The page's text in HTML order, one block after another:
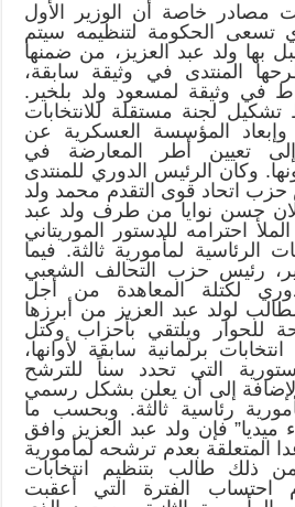
خاصة أن الوزير الأول
تسعى الحكومة لتنظيمه سيتم
ولد عبد العزيز، من ضمنها
المنتدى في وثيقة سابقة،
في وثيقة لمسعود ولد بلخير.
لجنة مستقلة للانتخابات
وإبعاد المؤسسة العسكرية عن
إلى تعيين أطر المعارضة في
وكان الرئيس الدوري للمنتدى
حزب اتحاد قوى التقدم محمد ولد
حسن نوايا من طرف ولد عبد
احترامه للدستور الموريتاني
الرئاسية لمأمورية ثالثة. فيما
رئيس حزب التحالف الشعبي
لكتلة المعاهدة من أجل
لولد عبد العزيز من أبرزها
للحوار ويلتقي بأحزاب وكتل
برلمانية سابقة لأوانها،
التي تحدد سناً للترشح
بالإضافة إلى أن يعلن بشكل رسمي
رئاسية ثالثة. وبحسب ما
ميديا” فإن ولد عبد العزيز وافق
المتعلقة بعدم ترشحه لمأمورية
من ذلك طالب بتنظيم انتخابات
احتساب الفترة التي أعقبت